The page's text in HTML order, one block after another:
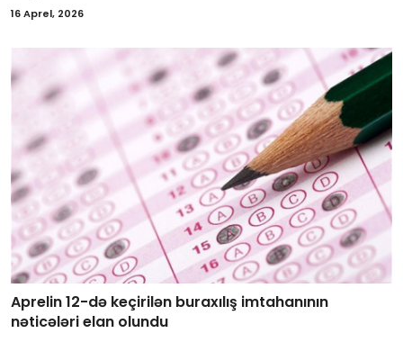
16 Aprel, 2026
Aprelin 12-də keçirilən buraxılış imtahanının
nəticələri elan olundu